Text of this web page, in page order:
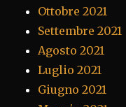
Ottobre 2021
Settembre 2021
Agosto 2021
Luglio 2021
Giugno 2021